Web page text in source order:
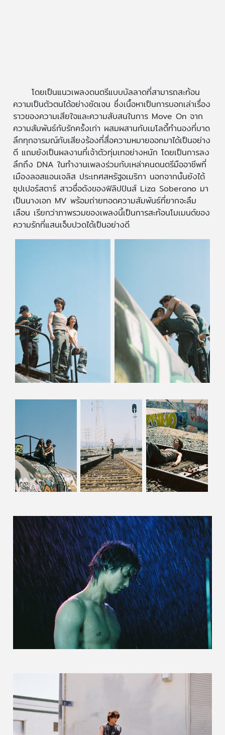
โดยเป็นแนวเพลงดนตรีแบบบัลลาดที่สามารถสะท้อน
ความเป็นตัวตนได้อย่างชัดเจน ซึ่งเนื้อหาเป็นการบอกเล่าเรื่อง
ราวของความเสียใจและความสับสนในการ Move On จาก
ความสัมพันธ์กับรักครั้งเก่า ผสมผสานกับเมโลดี้ทำนองที่บาด
ลึกทุกอารมณ์กับเสียงร้องที่สื่อความหมายออกมาได้เป็นอย่าง
ดี แถมยังเป็นผลงานที่เจ้าตัวทุ่มเทอย่างหนัก โดยเป็นการลง
ลึกถึง DNA ในทำงานเพลงร่วมกับเหล่าคนดนตรีมืออาชีพที่
เมืองลอสแอนเจลิส ประเทศสหรัฐอเมริกา นอกจากนั้นยังได้
ซุปเปอร์สตาร์ สาวชื่อดังของฟิลิปปินส์ Liza Soberano มา
เป็นนางเอก MV พร้อมถ่ายทอดความสัมพันธ์ที่ยากจะลืม
เลือน เรียกว่าภาพรวมของเพลงนี้เป็นการสะท้อนโมเมนต์ของ
ความรักที่แสนเจ็บปวดได้เป็นอย่างดี